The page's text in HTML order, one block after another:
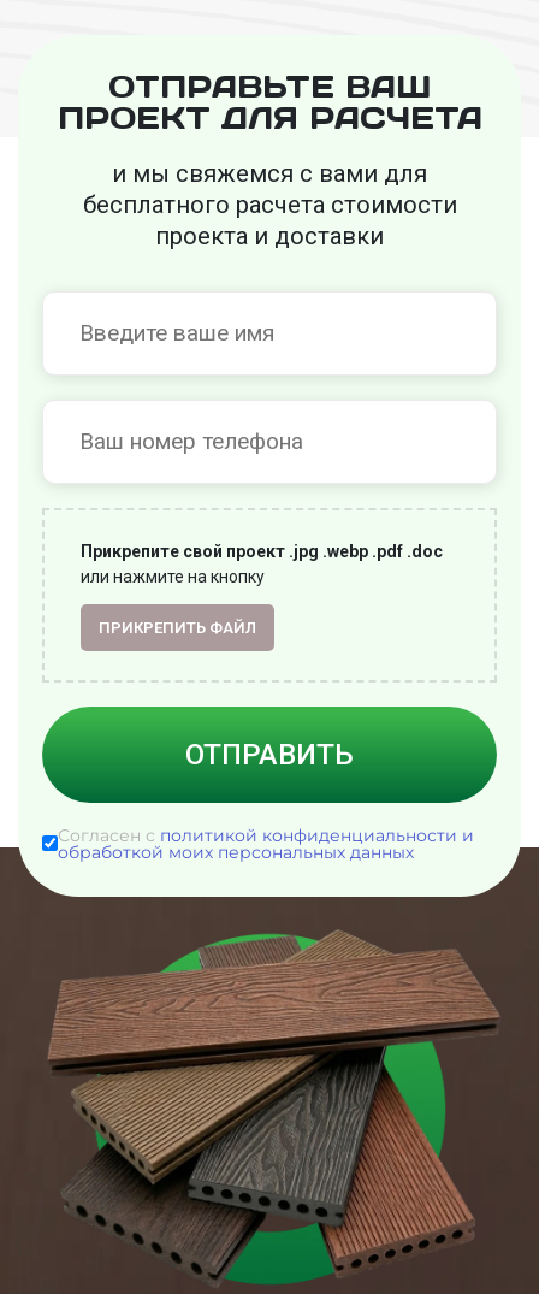
ОТПРАВЬТЕ ВАШ
ПРОЕКТ ДЛЯ РАСЧЕТА
и мы свяжемся с вами для
бесплатного расчета стоимости
проекта и доставки
Прикрепите свой проект .jpg .webp .pdf .doc
или нажмите на кнопку
ПРИКРЕПИТЬ ФАЙЛ
ОТПРАВИТЬ
Согласен с политикой конфиденциальности и
обработкой моих персональных данных